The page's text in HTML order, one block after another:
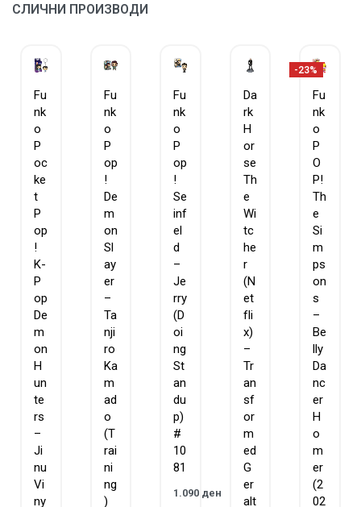
СЛИЧНИ ПРОИЗВОДИ
Fu
nk
o
P
oc
ke
t
P
op
!
K-
P
op
De
m
on
H
un
te
rs
–
Ji
nu
Vi
ny
Fu
nk
o
P
op
!
De
m
on
Sl
ay
er
–
Ta
nji
ro
Ka
m
ad
o
(T
rai
ni
ng
)
Fu
nk
o
P
op
!
Se
inf
el
d
–
Je
rry
(D
oi
ng
St
an
du
p)
#
10
81
1.090 ден
Da
rk
H
or
se
Th
e
Wi
tc
he
r
(N
et
fli
x)
–
Tr
an
sf
or
m
ed
G
er
alt
-23%
Fu
nk
o
P
O
P!
Th
e
Si
m
ps
on
s
–
Be
lly
Da
nc
er
H
o
m
er
(2
02